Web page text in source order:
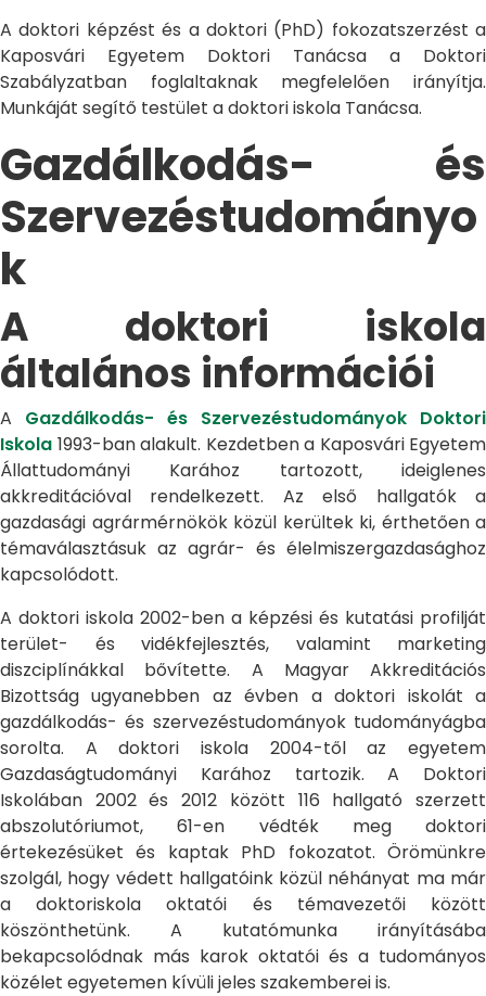
A doktori képzést és a doktori (PhD) fokozatszerzést a
Kaposvári Egyetem Doktori Tanácsa a Doktori
Szabályzatban foglaltaknak megfelelően irányítja.
Munkáját segítő testület a doktori iskola Tanácsa.
Gazdálkodás- és
Szervezéstudományo
k
A doktori iskola
általános információi
A Gazdálkodás- és Szervezéstudományok Doktori
Iskola 1993-ban alakult. Kezdetben a Kaposvári Egyetem
Állattudományi Karához tartozott, ideiglenes
akkreditációval rendelkezett. Az első hallgatók a
gazdasági agrármérnökök közül kerültek ki, érthetően a
témaválasztásuk az agrár- és élelmiszergazdasághoz
kapcsolódott.
A doktori iskola 2002-ben a képzési és kutatási profilját
terület- és vidékfejlesztés, valamint marketing
diszciplínákkal bővítette. A Magyar Akkreditációs
Bizottság ugyanebben az évben a doktori iskolát a
gazdálkodás- és szervezéstudományok tudományágba
sorolta. A doktori iskola 2004-től az egyetem
Gazdaságtudományi Karához tartozik. A Doktori
Iskolában 2002 és 2012 között 116 hallgató szerzett
abszolutóriumot, 61-en védték meg doktori
értekezésüket és kaptak PhD fokozatot. Örömünkre
szolgál, hogy védett hallgatóink közül néhányat ma már
a doktoriskola oktatói és témavezetői között
köszönthetünk. A kutatómunka irányításába
bekapcsolódnak más karok oktatói és a tudományos
közélet egyetemen kívüli jeles szakemberei is.